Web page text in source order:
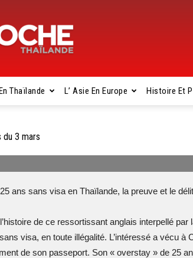
Thaïlande L’ Asie En Europe Histoire Et
du 3 mars
ans sans visa en Thaïlande, la preuve et le délit
de ce ressortissant anglais interpellé par
visa, en toute illégalité. L’intéressé a vécu à
de son passeport. Son « overstay » de 25